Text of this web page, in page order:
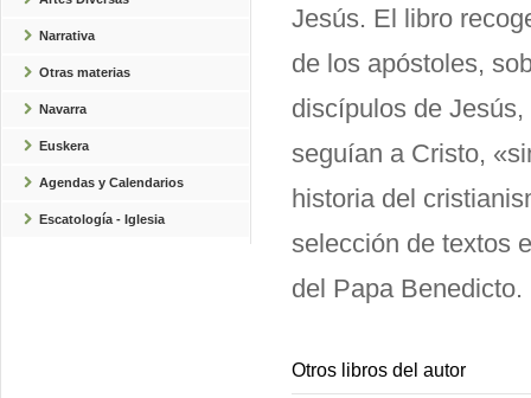
Narrativa
Otras materias
Navarra
Euskera
Agendas y Calendarios
Escatología - Iglesia
Jesús. El libro
de los apóstoles,
discípulos de
seguían a Cristo,
historia del
selección de textos
del Papa Benedicto.
Otros libros del autor